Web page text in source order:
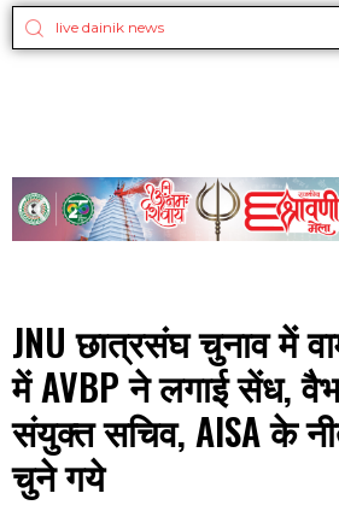
JNU छात्रसंघ चुनाव में
में AVBP ने लगाई सेंध,
संयुक्त सचिव, AISA के
चुने गये